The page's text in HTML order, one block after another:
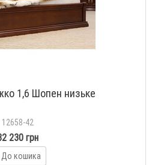
1,6 Шопен низьке
12658-42
230 грн
До кошика